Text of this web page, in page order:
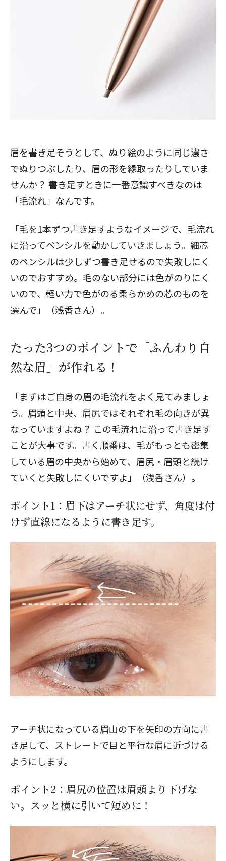
眉を書き足そうとして、ぬり絵のように同じ濃さ
でぬりつぶしたり、眉の形を縁取ったりしていま
せんか？ 書き足すときに一番意識すべきなのは
「毛流れ」なんです。
「毛を1本ずつ書き足すようなイメージで、毛流れ
に沿ってペンシルを動かしていきましょう。細芯
のペンシルは少しずつ書き足せるので失敗しにく
いのでおすすめ。毛のない部分には色がのりにく
いので、軽い力で色がのる柔らかめの芯のものを
選んで」（浅香さん）。
たった3つのポイントで「ふんわり自
然な眉」が作れる！
「まずはご自身の眉の毛流れをよく見てみましょ
う。眉頭と中央、眉尻ではそれぞれ毛の向きが異
なっていますよね？ この毛流れに沿って書き足す
ことが大事です。書く順番は、毛がもっとも密集
している眉の中央から始めて、眉尻・眉頭と続け
ていくと失敗しにくいですよ」（浅香さん）。
ポイント1：眉下はアーチ状にせず、角度は付
けず直線になるように書き足す。
アーチ状になっている眉山の下を矢印の方向に書
き足して、ストレートで目と平行な眉に近づける
ようにします。
ポイント2：眉尻の位置は眉頭より下げな
い。スッと横に引いて短めに！